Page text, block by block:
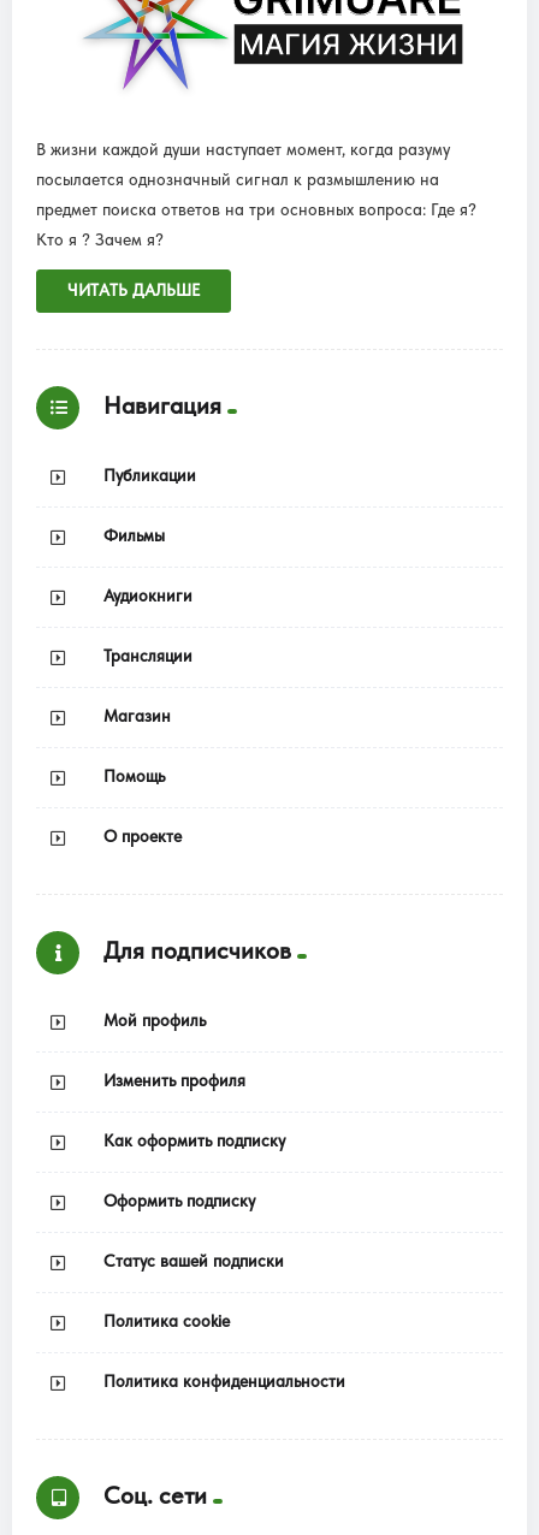
В жизни каждой души наступает момент, когда разуму
посылается однозначный сигнал к размышлению на
предмет поиска ответов на три основных вопроса: Где я?
Кто я ? Зачем я?
ЧИТАТЬ ДАЛЬШЕ
Навигация
Публикации
Фильмы
Аудиокниги
Трансляции
Магазин
Помощь
О проекте
Для подписчиков
Мой профиль
Изменить профиля
Как оформить подписку
Оформить подписку
Статус вашей подписки
Политика cookie
Политика конфиденциальности
Соц. сети